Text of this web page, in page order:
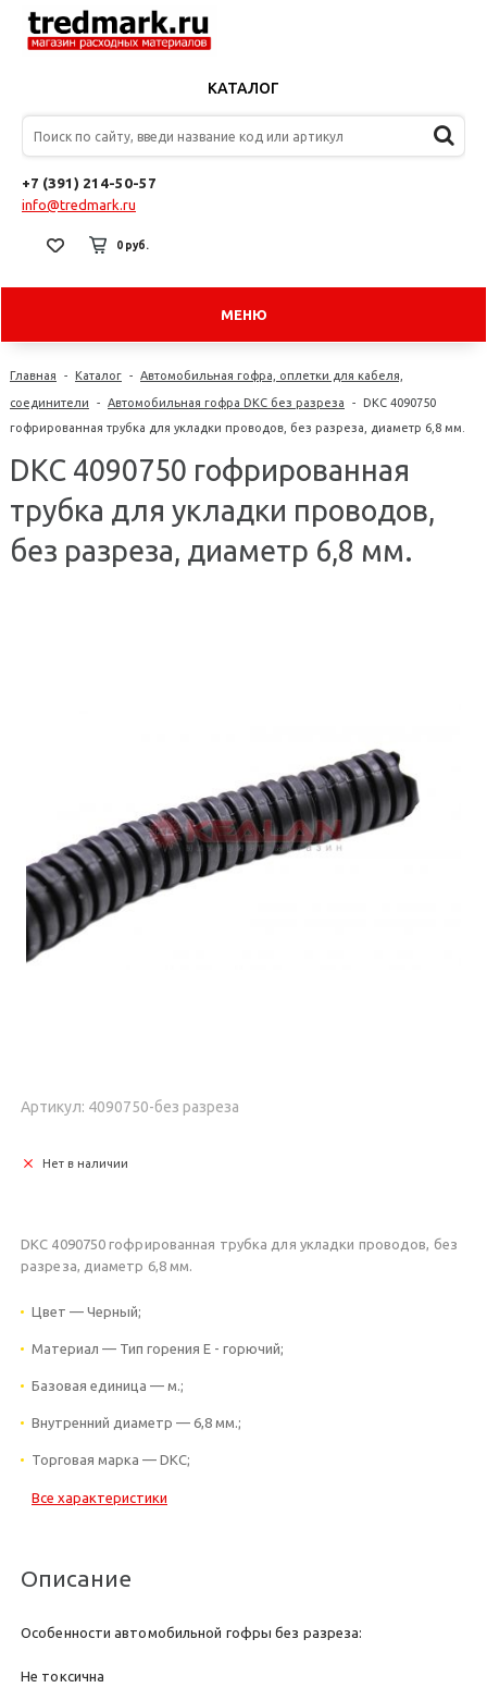
КАТАЛОГ
+7 (391) 214-50-57
info@tredmark.ru
0 руб.
МЕНЮ
Главная - Каталог - Автомобильная гофра, оплетки для кабеля,
соединители - Автомобильная гофра DKC без разреза - DKC 4090750
гофрированная трубка для укладки проводов, без разреза, диаметр 6,8 мм.
DKC 4090750 гофрированная
трубка для укладки проводов,
без разреза, диаметр 6,8 мм.
Артикул: 4090750-без разреза
Нет в наличии
DKC 4090750 гофрированная трубка для укладки проводов, без
разреза, диаметр 6,8 мм.
Цвет — Черный;
Материал — Тип горения Е - горючий;
Базовая единица — м.;
Внутренний диаметр — 6,8 мм.;
Торговая марка — DKC;
Все характеристики
Описание
Особенности автомобильной гофры без разреза:
Не токсична